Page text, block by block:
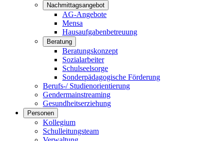
Nachmittagsangebot
AG-Angebote
Mensa
Hausaufgabenbetreuung
Beratung
Beratungskonzept
Sozialarbeiter
Schulseelsorge
Sonderpädagogische Förderung
Berufs-/ Studienorientierung
Gendermainstreaming
Gesundheitserziehung
Personen
Kollegium
Schulleitungsteam